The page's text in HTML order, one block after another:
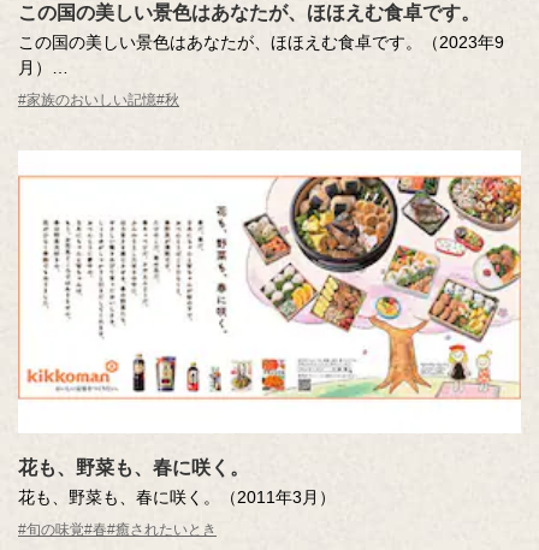
この国の美しい景色はあなたが、ほほえむ食卓です。
この国の美しい景色はあなたが、ほほえむ食卓です。（2023年9
月）
#家族のおいしい記憶#秋
花も、野菜も、春に咲く。
花も、野菜も、春に咲く。（2011年3月）
#旬の味覚#春#癒されたいとき